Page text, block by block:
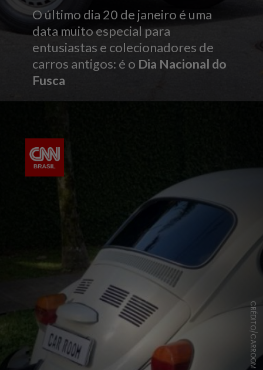
O último dia 20 de janeiro é uma
data muito especial para
entusiastas e colecionadores de
carros antigos: é o Dia Nacional do
Fusca
CRÉDITO/CARROOM